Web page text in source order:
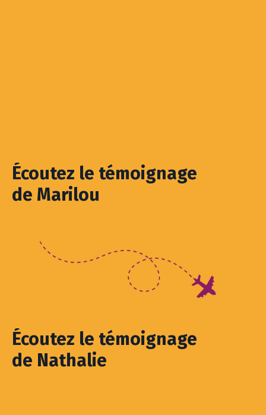
Écoutez le témoignage
de Marilou
Écoutez le témoignage
de Nathalie